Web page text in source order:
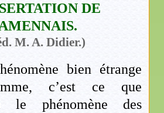
DE
M. A. Didier.)
bien étrange
c’est ce que
le phénomène des